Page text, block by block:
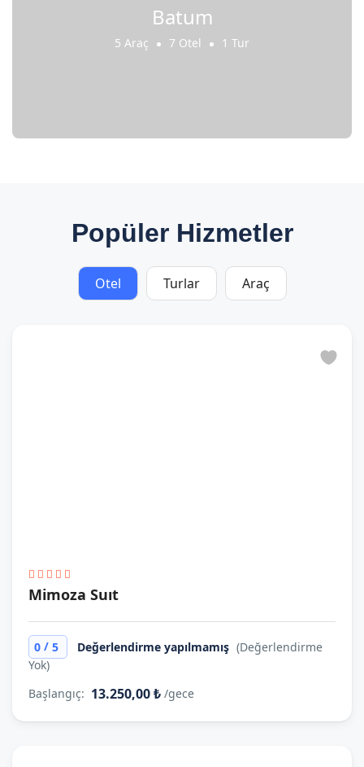
Batum
5 Araç 7 Otel 1 Tur
Popüler Hizmetler
Otel Turlar Araç
Mimoza Suıt
0 / 5 Değerlendirme yapılmamış (Değerlendirme
Yok)
Başlangıç: 13.250,00 ₺ /gece